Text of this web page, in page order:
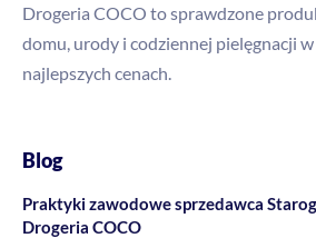
Drogeria COCO to sprawdzone
domu, urody i codziennej pielęgnacji w
najlepszych cenach.
Blog
Praktyki zawodowe sprzedawca
Drogeria COCO